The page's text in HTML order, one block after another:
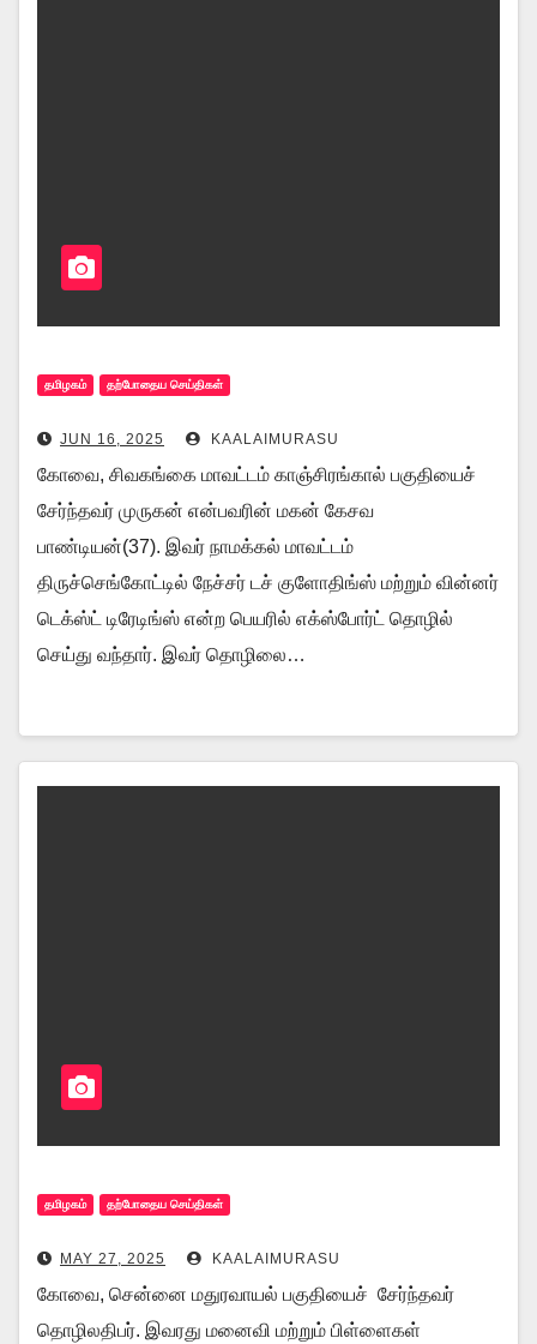
தமிழகம் தற்போதைய செய்திகள்
JUN 16, 2025 KAALAIMURASU
கோவை, சிவகங்கை மாவட்டம் காஞ்சிரங்கால் பகுதியைச்
சேர்ந்தவர் முருகன் என்பவரின் மகன் கேசவ
பாண்டியன்(37). இவர் நாமக்கல் மாவட்டம்
திருச்செங்கோட்டில் நேச்சர் டச் குளோதிங்ஸ் மற்றும் வின்னர்
டெக்ஸ்ட் டிரேடிங்ஸ் என்ற பெயரில் எக்ஸ்போர்ட் தொழில்
செய்து வந்தார். இவர் தொழிலை…
தமிழகம் தற்போதைய செய்திகள்
MAY 27, 2025 KAALAIMURASU
கோவை, சென்னை மதுரவாயல் பகுதியைச் சேர்ந்தவர்
தொழிலதிபர். இவரது மனைவி மற்றும் பிள்ளைகள்